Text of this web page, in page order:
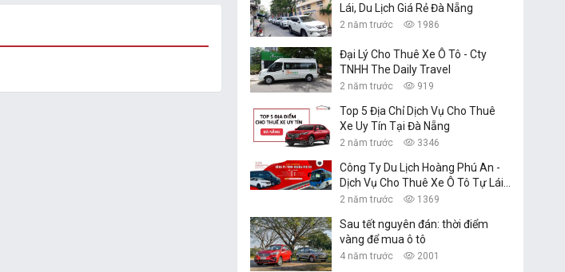
Lái, Du Lịch Giá Rẻ Đà Nẵng
2 năm trước 1986
Đại Lý Cho Thuê Xe Ô Tô - Cty
TNHH The Daily Travel
2 năm trước 919
Top 5 Địa Chỉ Dịch Vụ Cho Thuê
Xe Uy Tín Tại Đà Nẵng
2 năm trước 3346
Công Ty Du Lịch Hoàng Phú An -
Dịch Vụ Cho Thuê Xe Ô Tô Tự Lái,
Xe Du Lịch Đà Nẵng
2 năm trước 1369
Sau tết nguyên đán: thời điểm
vàng để mua ô tô
4 năm trước 2001